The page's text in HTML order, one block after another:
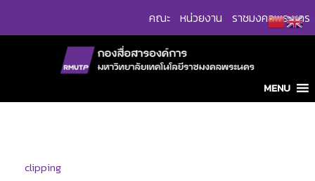
คณะ หน่วยงาน ราชมงคลพระนคร
MENU
clipping